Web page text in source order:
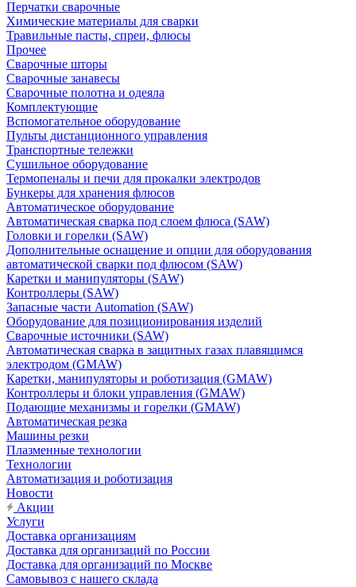
Перчатки сварочные
Химические материалы для сварки
Травильные пасты, спреи, флюсы
Прочее
Сварочные шторы
Сварочные занавесы
Сварочные полотна и одеяла
Комплектующие
Вспомогательное оборудование
Пульты дистанционного управления
Транспортные тележки
Сушильное оборудование
Термопеналы и печи для прокалки электродов
Бункеры для хранения флюсов
Автоматическое оборудование
Автоматическая сварка под слоем флюса (SAW)
Головки и горелки (SAW)
Дополнительные оснащение и опции для оборудования
автоматической сварки под флюсом (SAW)
Каретки и манипуляторы (SAW)
Контроллеры (SAW)
Запасные части Automation (SAW)
Оборудование для позиционирования изделий
Сварочные источники (SAW)
Автоматическая сварка в защитных газах плавящимся
электродом (GMAW)
Каретки, манипуляторы и роботизация (GMAW)
Контроллеры и блоки управления (GMAW)
Подающие механизмы и горелки (GMAW)
Автоматическая резка
Машины резки
Плазменные технологии
Технологии
Автоматизация и роботизация
Новости
Акции
Услуги
Доставка организациям
Доставка для организаций по России
Доставка для организаций по Москве
Самовывоз с нашего склада